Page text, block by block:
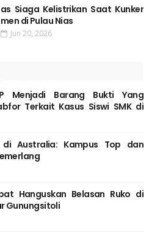
Siaga Kelistrikan Saat Kunker
di Pulau Nias
Jun 20, 2026
Menjadi Barang Bukti Yang
Terkait Kasus Siswi SMK di
di Australia: Kampus Top dan
Hanguskan Belasan Ruko di
Gunungsitoli